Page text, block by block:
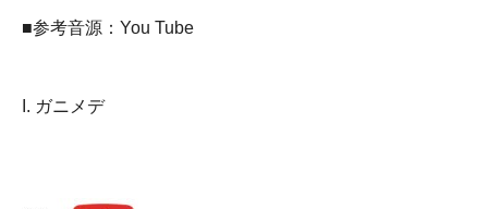
■参考音源：You Tube
I. ガニメデ